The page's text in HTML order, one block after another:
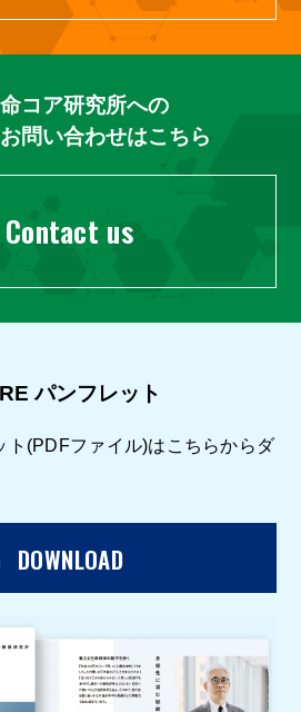
コア研究所への
問い合わせはこちら
Contact us
パンフレット
ト(PDFファイル)はこちらからダ
DOWNLOAD